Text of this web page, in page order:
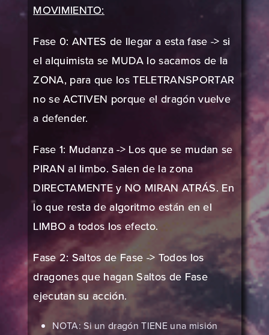
MOVIMIENTO:
Fase 0: ANTES de llegar a esta fase -> si
el alquimista se MUDA lo sacamos de la
ZONA, para que los TELETRANSPORTAR
no se ACTIVEN porque el dragón vuelve
a defender.
Fase 1: Mudanza -> Los que se mudan se
PIRAN al limbo. Salen de la zona
DIRECTAMENTE y NO MIRAN ATRÁS. En
lo que resta de algoritmo están en el
LIMBO a todos los efecto.
Fase 2: Saltos de Fase -> Todos los
dragones que hagan Saltos de Fase
ejecutan su acción.
NOTA: Si un dragón TIENE una misión